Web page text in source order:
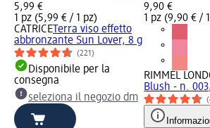
5,99 €
1 pz (5,99 € / 1 pz)
CATRICE Terra viso effetto
abbronzante Sun Lover, 8 g
(221)
Disponibile per la
consegna
seleziona il negozio dm
9,90 €
1 pz (9,90 € /
RIMMEL
Blush - n.